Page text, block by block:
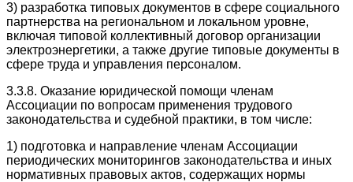
3) разработка типовых документов в сфере социального
партнерства на региональном и локальном уровне,
включая типовой коллективный договор организации
электроэнергетики, а также другие типовые документы в
сфере труда и управления персоналом.
3.3.8. Оказание юридической помощи членам
Ассоциации по вопросам применения трудового
законодательства и судебной практики, в том числе:
1) подготовка и направление членам Ассоциации
периодических мониторингов законодательства и иных
нормативных правовых актов, содержащих нормы